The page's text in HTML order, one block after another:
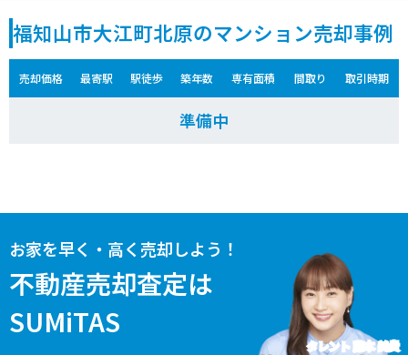
福知山市大江町北原のマンション売却事例
売却価格 最寄駅 駅徒歩 築年数 専有面積 間取り 取引時期
準備中
お家を早く・高く売却しよう！
不動産売却査定は
SUMiTAS
タレント 藤本 美貴